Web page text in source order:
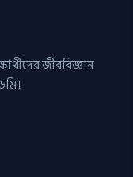
জীববিজ্ঞান